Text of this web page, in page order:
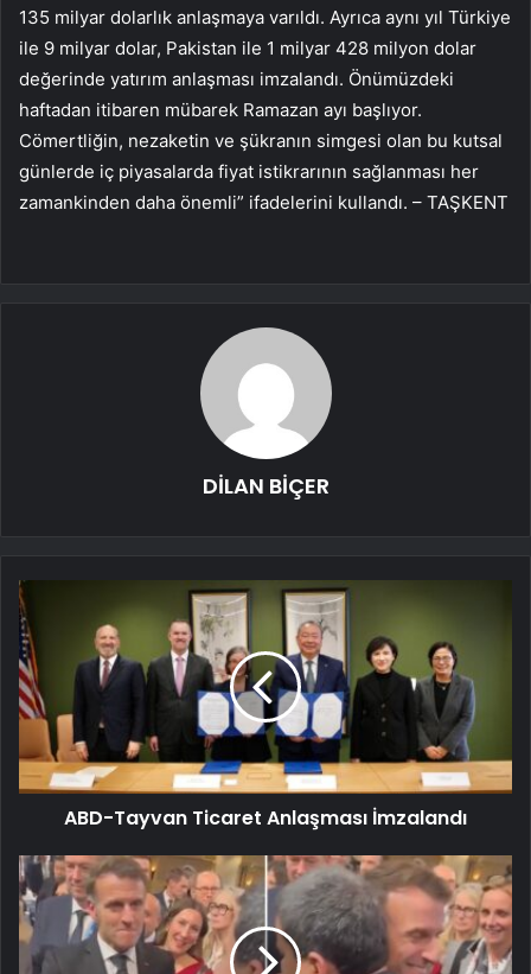
135 milyar dolarlık anlaşmaya varıldı. Ayrıca aynı yıl Türkiye
ile 9 milyar dolar, Pakistan ile 1 milyar 428 milyon dolar
değerinde yatırım anlaşması imzalandı. Önümüzdeki
haftadan itibaren mübarek Ramazan ayı başlıyor.
Cömertliğin, nezaketin ve şükranın simgesi olan bu kutsal
günlerde iç piyasalarda fiyat istikrarının sağlanması her
zamankinden daha önemli” ifadelerini kullandı. – TAŞKENT
DİLAN BİÇER
ABD-Tayvan Ticaret Anlaşması İmzalandı